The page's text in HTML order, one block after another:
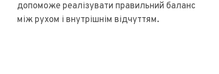
допоможе реалізувати правильний баланс
між рухом і внутрішнім відчуттям.